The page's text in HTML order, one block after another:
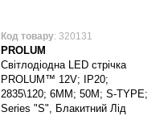
Код товару: 320131
PROLUM
Світлодіодна LED стрічка
PROLUM™ 12V; IP20;
2835\120; 6ММ; 50M; S-TYPE;
Series "S", Блакитний Лід